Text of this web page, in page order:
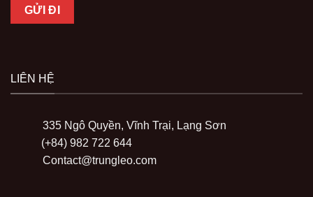
LIÊN HỆ
335 Ngô Quyền, Vĩnh Trại, Lạng Sơn
(+84) 982 722 644
Contact@trungleo.com